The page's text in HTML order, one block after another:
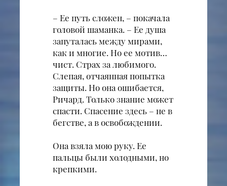
– Ее путь сложен, – покачала
головой шаманка. – Ее душа
запуталась между мирами,
как и многие. Но ее мотив…
чист. Страх за любимого.
Слепая, отчаянная попытка
защиты. Но она ошибается,
Ричард. Только знание может
спасти. Спасение здесь – не в
бегстве, а в освобождении.
Она взяла мою руку. Ее
пальцы были холодными, но
крепкими.